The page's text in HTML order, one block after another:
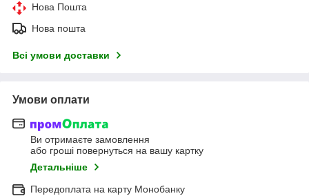
Нова Пошта
Нова пошта
Всі умови доставки
Умови оплати
Ви отримаєте замовлення
або гроші повернуться на вашу картку
Детальніше
Передоплата на карту Монобанку